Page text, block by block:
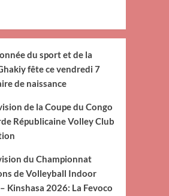
du sport et de la
fête ce vendredi 7
de naissance
de la Coupe du Congo
Républicaine Volley Club
du Championnat
de Volleyball Indoor
Kinshasa 2026: La Fevoco